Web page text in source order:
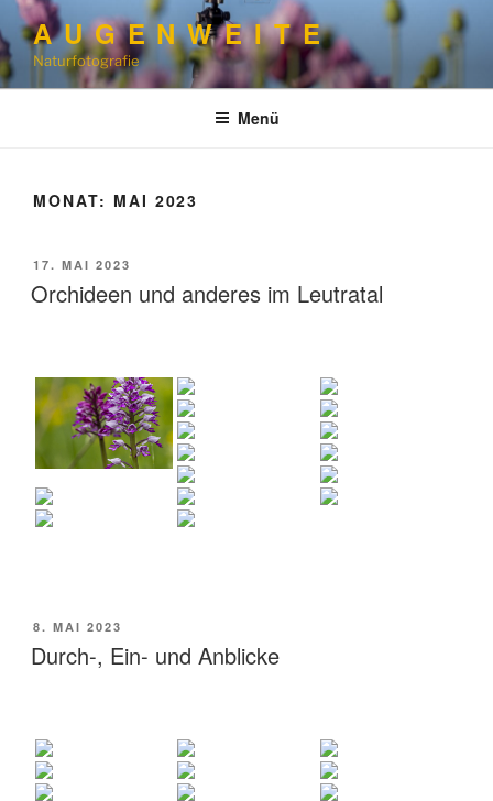
Zum
Inhalt
springen
A U G E N W E I T E
Naturfotografie
Menü
MONAT: MAI 2023
VERÖFFENTLICHT
AM
17. MAI 2023
Orchideen und anderes im Leutratal
VERÖFFENTLICHT
AM
8. MAI 2023
Durch-, Ein- und Anblicke